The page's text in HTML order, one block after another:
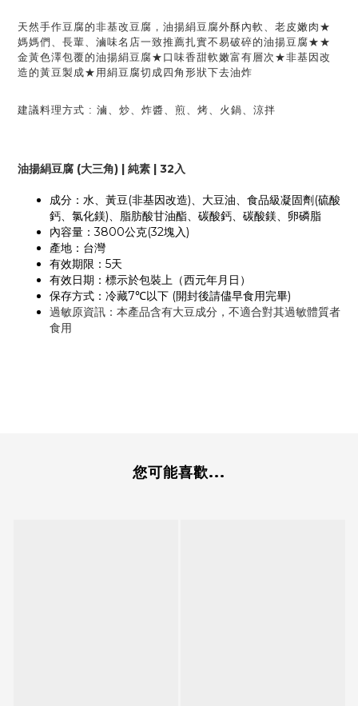
天然手作豆腐的非基改豆腐，油揚絹豆腐外酥內軟、老皮嫩肉 ★
媽媽們、長輩、滷味名店一致推薦扎實不易破碎的油揚豆腐★★
金黃色澤包覆的油揚絹豆腐★口味香甜軟嫩富有層次★非基因改
造的黃豆製成★用絹豆腐切成四角形狀下去油炸
建議料理方式 : 滷、炒、炸醬、煎、烤、火鍋、涼拌
油揚絹豆腐 (大三角) | 純素 | 32入
成分：水、黃豆(非基因改造)、大豆油、食品級凝固劑(硫酸
鈣、氯化鎂)、脂肪酸甘油酯、碳酸鈣、碳酸鎂、卵磷脂
內容量：3800公克(32塊入)
產地：台灣
有效期限：5天
有效日期：標示於包裝上（西元年月日）
保存方式：冷藏7℃以下 (開封後請儘早食用完畢)
過敏原資訊：本產品含有大豆成分，不適合對其過敏體質者
食用
您可能喜歡...